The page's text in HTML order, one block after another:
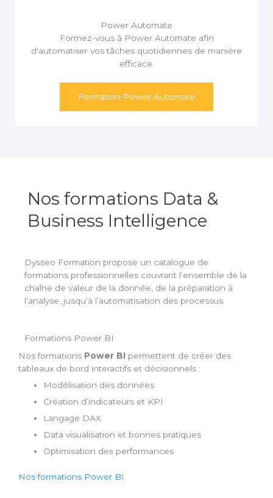
Power Automate
Formez-vous à Power Automate afin
d'automatiser vos tâches quotidiennes de manière
efficace.
Formation Power Automate
Nos formations Data &
Business Intelligence
Dysseo Formation propose un catalogue de
formations professionnelles couvrant l’ensemble de la
chaîne de valeur de la donnée, de la préparation à
l’analyse, jusqu’à l’automatisation des processus.
Formations Power BI
Nos formations Power BI permettent de créer des
tableaux de bord interactifs et décisionnels :
Modélisation des données
Création d’indicateurs et KPI
Langage DAX
Data visualisation et bonnes pratiques
Optimisation des performances
Nos formations Power BI